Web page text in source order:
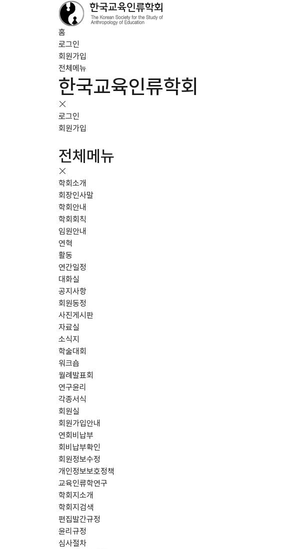
홈
로그인
회원가입
전체메뉴
한국교육인류학회
로그인
회원가입
전체메뉴
학회소개
회장인사말
학회안내
학회회칙
임원안내
연혁
활동
연간일정
대화실
공지사항
회원동정
사진게시판
자료실
소식지
학술대회
워크숍
월례발표회
연구윤리
각종서식
회원실
회원가입안내
연회비납부
회비납부확인
회원정보수정
개인정보보호정책
교육인류학연구
학회지소개
학회지검색
편집발간규정
윤리규정
심사절차